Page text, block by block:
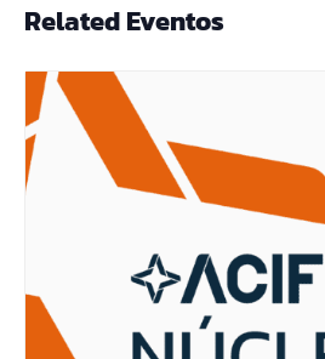
Related Eventos